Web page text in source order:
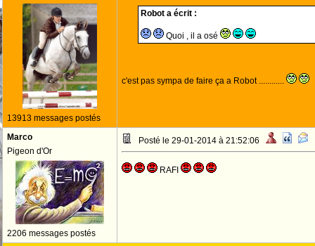
13913 messages postés
Robot a écrit :
Quoi , il a osé
c'est pas sympa de faire ça a Robot ............
Marco
Pigeon d'Or
2206 messages postés
Posté le 29-01-2014 à 21:52:06
RAFI